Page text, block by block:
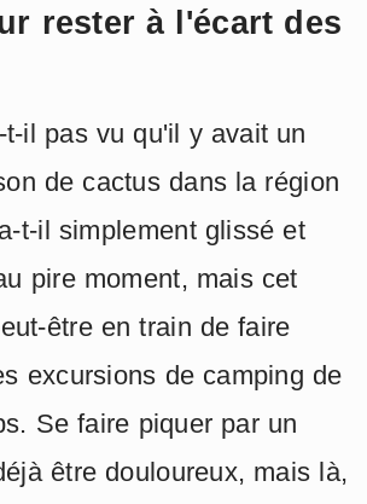
rester à l'écart des
t-il pas vu qu'il y avait un
de cactus dans la région
t-il simplement glissé et
pire moment, mais cet
être en train de faire
excursions de camping de
Se faire piquer par un
être douloureux, mais là,